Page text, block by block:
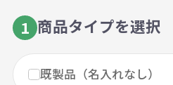
1 商品タイプを選択
既製品（名入れなし）